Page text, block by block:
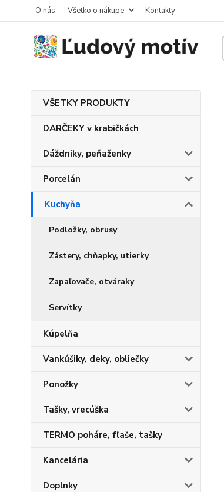
O nás Všetko o nákupe Kontakty
VŠETKY PRODUKTY
DARČEKY v krabičkách
Dáždniky, peňaženky
Porcelán
Kuchyňa
Podložky, obrusy
Zástery, chňapky, utierky
Zapaľovače, otváraky
Servítky
Kúpelňa
Vankúšiky, deky, obliečky
Ponožky
Tašky, vrecúška
TERMO poháre, fľaše, tašky
Kancelária
Doplnky